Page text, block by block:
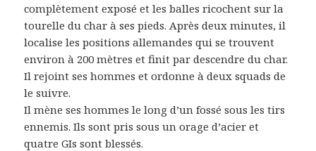
complètement exposé et les balles ricochent sur la
tourelle du char à ses pieds. Après deux minutes, il
localise les positions allemandes qui se trouvent
environ à 200 mètres et finit par descendre du char.
Il rejoint ses hommes et ordonne à deux squads de
le suivre.
Il mène ses hommes le long d’un fossé sous les tirs
ennemis. Ils sont pris sous un orage d’acier et
quatre GIs sont blessés.